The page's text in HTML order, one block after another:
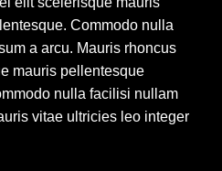
Commodo nulla
a arcu. Mauris rhoncus
mauris pellentesque
nulla facilisi nullam
vitae ultricies leo integer